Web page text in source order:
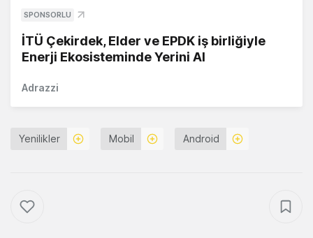
SPONSORLU
İTÜ Çekirdek, Elder ve EPDK iş birliğiyle
Enerji Ekosisteminde Yerini Al
Adrazzi
Yenilikler Mobil Android